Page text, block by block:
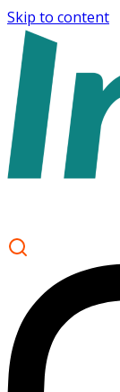
Skip to content